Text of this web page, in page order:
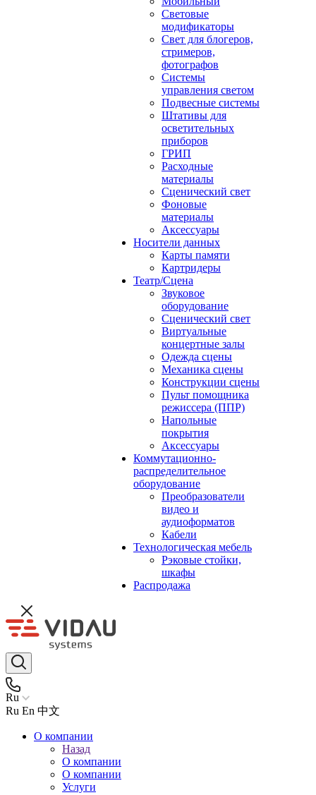
Световые
модификаторы
Свет для блогеров,
стримеров,
фотографов
Системы
управления светом
Подвесные системы
Штативы для
осветительных
приборов
ГРИП
Расходные
материалы
Сценический свет
Фоновые
материалы
Аксессуары
Носители данных
Карты памяти
Картридеры
Театр/Сцена
Звуковое
оборудование
Сценический свет
Виртуальные
концертные залы
Одежда сцены
Механика сцены
Конструкции сцены
Пульт помощника
режиссера (ППР)
Напольные
покрытия
Аксессуары
Коммутационно-
распределительное
оборудование
Преобразователи
видео и
аудиоформатов
Кабели
Технологическая мебель
Рэковые стойки,
шкафы
Распродажа
Ru
Ru En 中文
О компании
Назад
О компании
О компании
Услуги